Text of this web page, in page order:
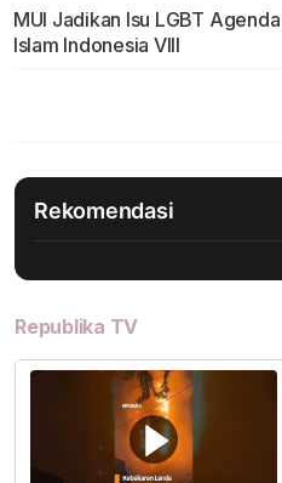
MUI Jadikan Isu LGBT
Islam Indonesia VIII
Rekomendasi
Republika TV